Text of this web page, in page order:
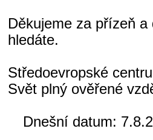
Děkujeme za přízeň
hledáte.
Středoevropské
Svět plný ověřené
Dnešní datum: